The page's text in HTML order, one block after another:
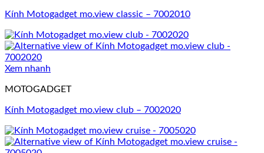
Kính Motogadget mo.view classic – 7002010
Xem nhanh
MOTOGADGET
Kính Motogadget mo.view club – 7002020